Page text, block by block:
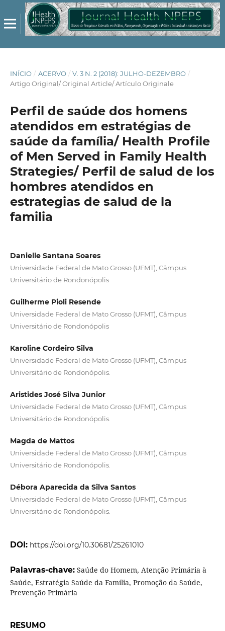
INÍCIO / ACERVO / V. 3 N. 2 (2018): JULHO-DEZEMBRO /
Artigo Original/ Original Article/ Artículo Originale
Perfil de saúde dos homens
atendidos em estratégias de
saúde da família/ Health Profile
of Men Served in Family Health
Strategies/ Perfil de salud de los
hombres atendidos en
estrategias de salud de la
familia
Danielle Santana Soares
Universidade Federal de Mato Grosso (UFMT), Câmpus
Universitário de Rondonópolis
Guilherme Pioli Resende
Universidade Federal de Mato Grosso (UFMT), Câmpus
Universitário de Rondonópolis
Karoline Cordeiro Silva
Universidade Federal de Mato Grosso (UFMT), Câmpus
Universitário de Rondonópolis.
Aristides José Silva Junior
Universidade Federal de Mato Grosso (UFMT), Câmpus
Universitário de Rondonópolis.
Magda de Mattos
Universidade Federal de Mato Grosso (UFMT), Câmpus
Universitário de Rondonópolis.
Débora Aparecida da Silva Santos
Universidade Federal de Mato Grosso (UFMT), Câmpus
Universitário de Rondonópolis.
DOI: https://doi.org/10.30681/25261010
Palavras-chave: Saúde do Homem, Atenção Primária à
Saúde, Estratégia Saúde da Família, Promoção da Saúde,
Prevenção Primária
RESUMO